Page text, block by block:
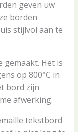
geven uw
borden
stijlvol aan te
gemaakt. Het is
op 800°C in
bord zijn
afwerking.
tekstbord